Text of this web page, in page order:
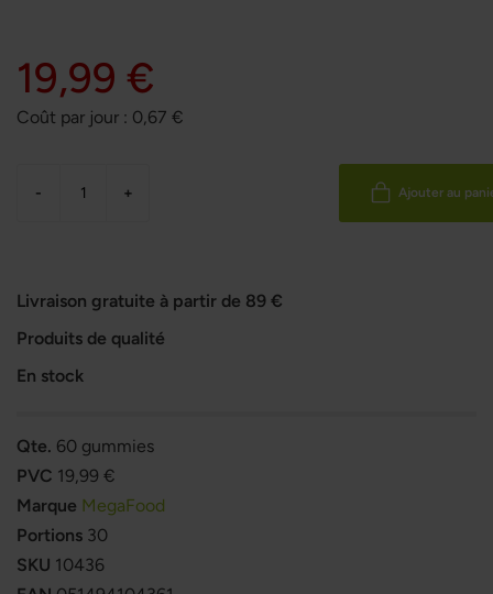
19,99 €
Coût par jour : 0,67 €
- + Ajouter au
Livraison gratuite à partir de 89 €
Produits de qualité
En stock
Qte. 60 gummies
PVC 19,99 €
Marque MegaFood
Portions 30
SKU 10436